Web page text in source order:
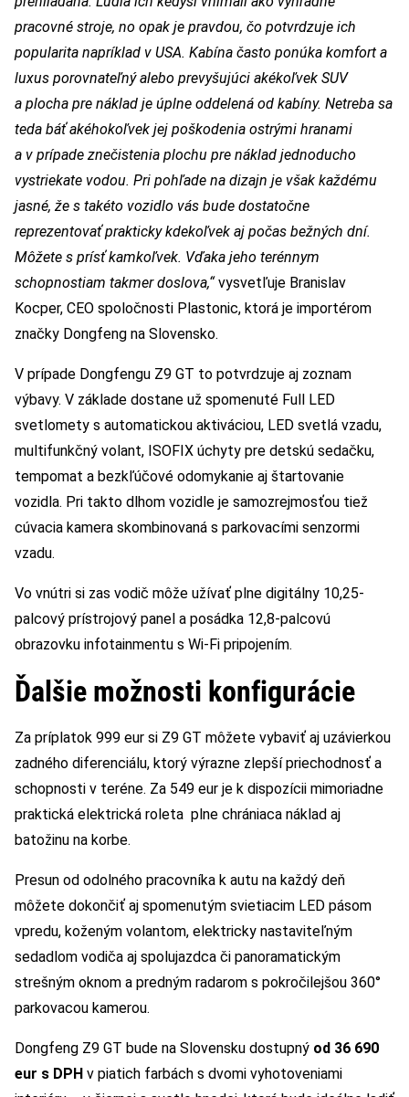
pracovné stroje, no opak je pravdou, čo potvrdzuje ich
popularita napríklad v USA. Kabína často ponúka komfort a
luxus porovnateľný alebo prevyšujúci akékoľvek SUV
a plocha pre náklad je úplne oddelená od kabíny. Netreba sa
teda báť akéhokoľvek jej poškodenia ostrými hranami
a v prípade znečistenia plochu pre náklad jednoducho
vystriekate vodou. Pri pohľade na dizajn je však každému
jasné, že s takéto vozidlo vás bude dostatočne
reprezentovať prakticky kdekoľvek aj počas bežných dní.
Môžete s prísť kamkoľvek. Vďaka jeho terénnym
schopnostiam takmer doslova,“vysvetľuje Branislav
Kocper, CEO spoločnosti Plastonic, ktorá je importérom
značky Dongfeng na Slovensko.
V prípade Dongfengu Z9 GT to potvrdzuje aj zoznam
výbavy. V základe dostane už spomenuté Full LED
svetlomety s automatickou aktiváciou, LED svetlá vzadu,
multifunkčný volant, ISOFIX úchyty pre detskú sedačku,
tempomat a bezkľúčové odomykanie aj štartovanie
vozidla. Pri takto dlhom vozidle je samozrejmosťou tiež
cúvacia kamera skombinovaná s parkovacími senzormi
vzadu.
Vo vnútri si zas vodič môže užívať plne digitálny 10,25-
palcový prístrojový panel a posádka 12,8-palcovú
obrazovku infotainmentu s Wi-Fi pripojením.
Ďalšie možnosti konfigurácie
Za príplatok 999 eur si Z9 GT môžete vybaviť aj uzávierkou
zadného diferenciálu, ktorý výrazne zlepší priechodnosť a
schopnosti v teréne. Za 549 eur je k dispozícii mimoriadne
praktická elektrická roleta plne chrániaca náklad aj
batožinu na korbe.
Presun od odolného pracovníka k autu na každý deň
môžete dokončiť aj spomenutým svietiacim LED pásom
vpredu, koženým volantom, elektricky nastaviteľným
sedadlom vodiča aj spolujazdca či panoramatickým
strešným oknom a predným radarom s pokročilejšou 360°
parkovacou kamerou.
Dongfeng Z9 GT bude na Slovensku dostupný od 36 690
eur s DPH v piatich farbách s dvomi vyhotoveniami